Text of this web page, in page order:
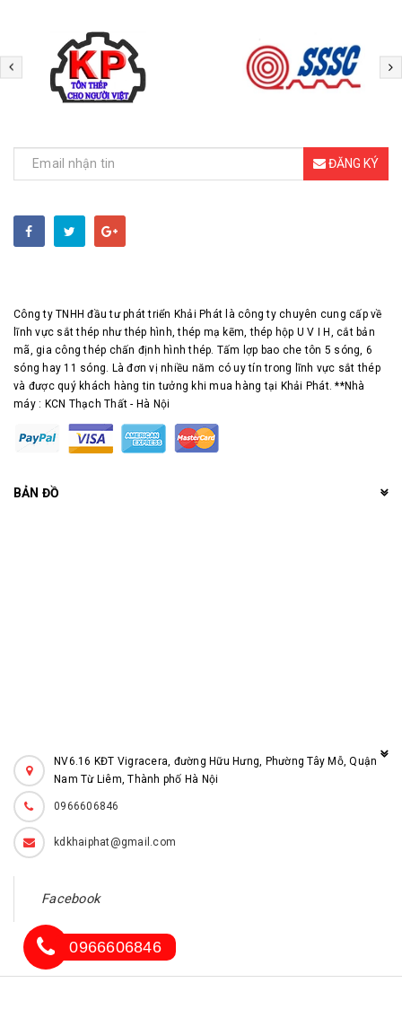
ĐĂNG KÝ
Công ty TNHH đầu tư phát triển Khải Phát là công ty chuyên cung cấp về
lĩnh vực sắt thép như thép hình, thép mạ kẽm, thép hộp U V I H, cắt bản
mã, gia công thép chấn định hình thép. Tấm lợp bao che tôn 5 sóng, 6
sóng hay 11 sóng. Là đơn vị nhiều năm có uy tín trong lĩnh vực sắt thép
và được quý khách hàng tin tưởng khi mua hàng tại Khải Phát. **Nhà
máy : KCN Thạch Thất - Hà Nội
BẢN ĐỒ
NV6.16 KĐT Vigracera, đường Hữu Hưng, Phường Tây Mỗ, Quận
Nam Từ Liêm, Thành phố Hà Nội
0966606846
kdkhaiphat@gmail.com
Facebook
0966606846